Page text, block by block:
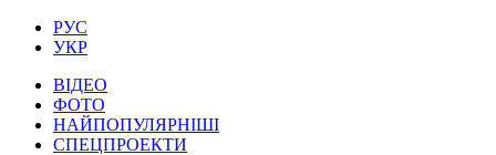
РУС
УКР
ВІДЕО
ФОТО
НАЙПОПУЛЯРНІШІ
СПЕЦПРОЕКТИ